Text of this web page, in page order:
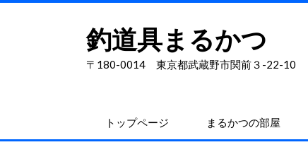
釣道具まるかつ
〒180-0014 東京都武蔵野市関前３-22-10
トップページ まるかつの部屋